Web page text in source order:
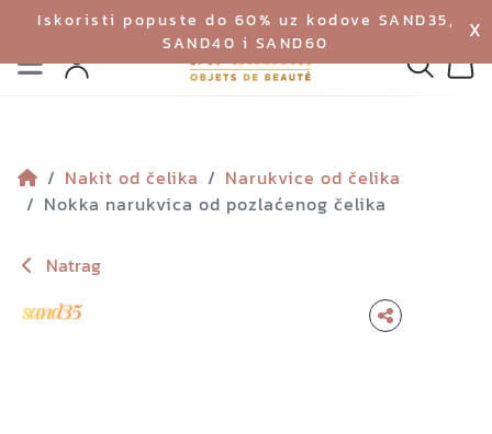
Iskoristi popuste do 60% uz kodove SAND35,
SAND40 i SAND60
X
Izbornik
Profil
Nakit od čelika
Narukvice od čelika
Nokka narukvica od pozlaćenog čelika
Natrag